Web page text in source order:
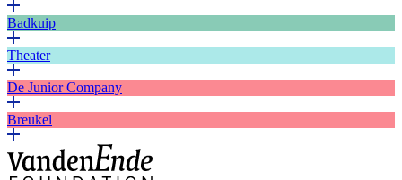
Badkuip
Theater
De Junior Company
Breukel